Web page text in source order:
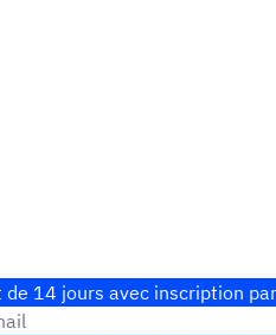
de 14 jours avec inscrip­tion